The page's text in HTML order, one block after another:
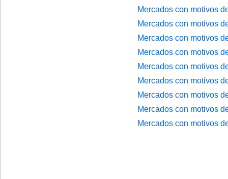
Mercados con motivos
Mercados con motivos
Mercados con motivos
Mercados con motivos
Mercados con motivos
Mercados con motivos
Mercados con motivos
Mercados con motivos
Mercados con motivos